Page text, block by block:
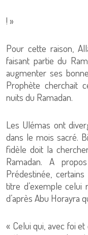
! »
Pour cette raison,
faisant partie du
augmenter ses
Prophète cherchait
nuits du Ramadan.
Les Ulémas ont
dans le mois sacré.
fidèle doit la
Ramadan. A
Prédestinée,
titre d’exemple celui
d’après Abu Horayra
« Celui qui, avec foi